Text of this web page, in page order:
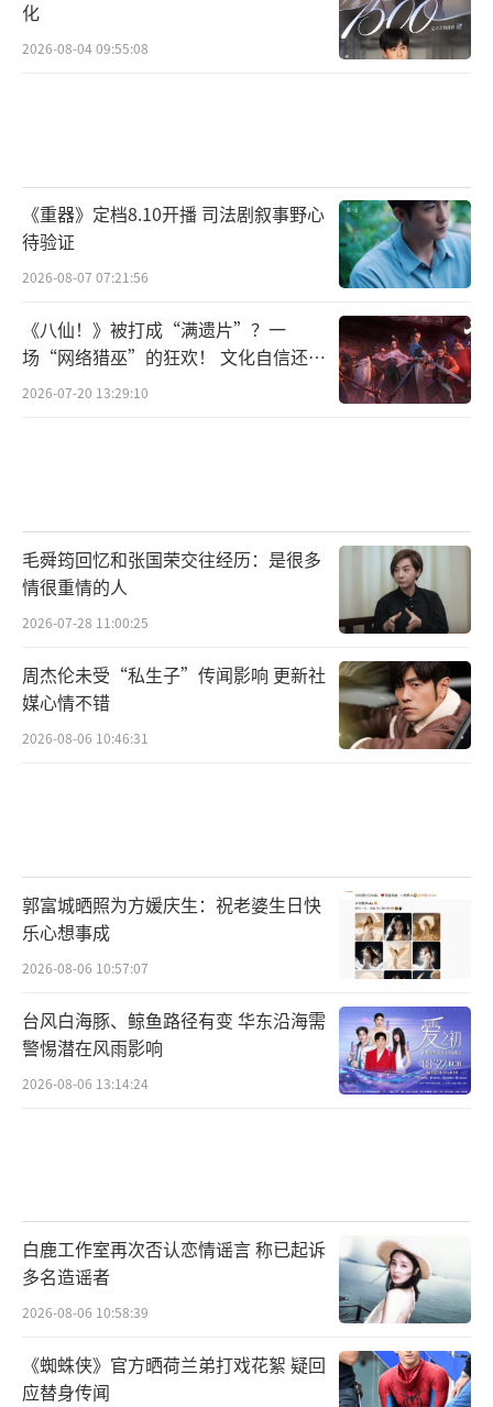
化
2026-08-04 09:55:08
《重器》定档8.10开播 司法剧叙事野心
待验证
2026-08-07 07:21:56
《八仙！》被打成“满遗片”？一
场“网络猎巫”的狂欢！ 文化自信还是
焦虑？
2026-07-20 13:29:10
毛舜筠回忆和张国荣交往经历：是很多
情很重情的人
2026-07-28 11:00:25
周杰伦未受“私生子”传闻影响 更新社
媒心情不错
2026-08-06 10:46:31
郭富城晒照为方媛庆生：祝老婆生日快
乐心想事成
2026-08-06 10:57:07
台风白海豚、鲸鱼路径有变 华东沿海需
警惕潜在风雨影响
2026-08-06 13:14:24
白鹿工作室再次否认恋情谣言 称已起诉
多名造谣者
2026-08-06 10:58:39
《蜘蛛侠》官方晒荷兰弟打戏花絮 疑回
应替身传闻